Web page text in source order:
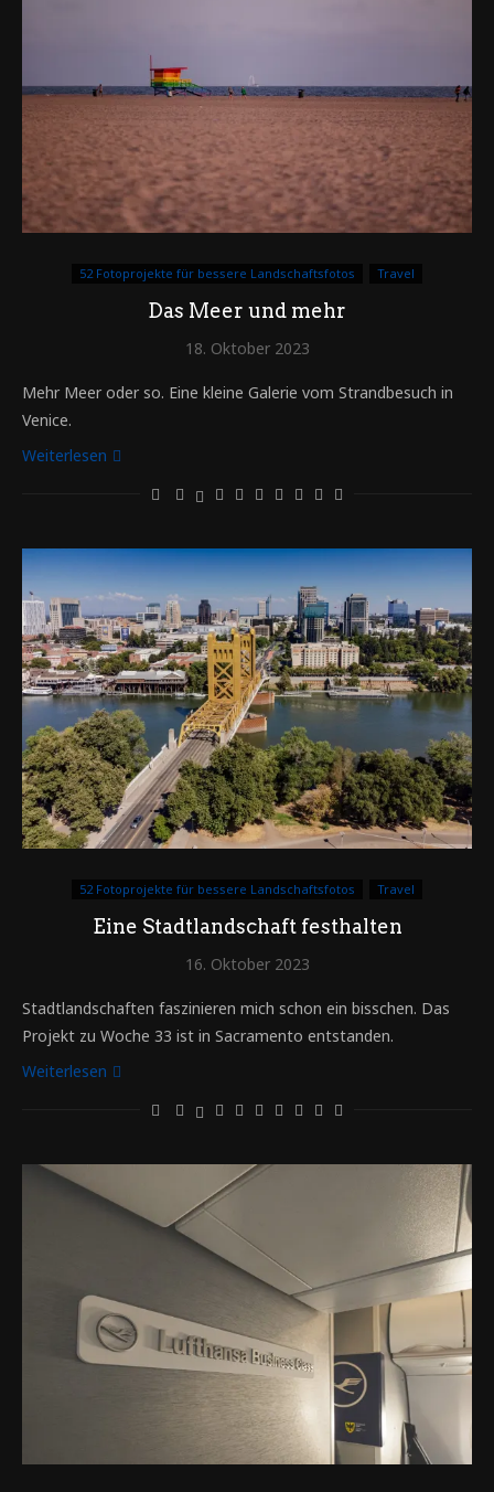
52 Fotoprojekte für bessere Landschaftsfotos Travel
Das Meer und mehr
18. Oktober 2023
Mehr Meer oder so. Eine kleine Galerie vom Strandbesuch in
Venice.
Weiterlesen
52 Fotoprojekte für bessere Landschaftsfotos Travel
Eine Stadtlandschaft festhalten
16. Oktober 2023
Stadtlandschaften faszinieren mich schon ein bisschen. Das
Projekt zu Woche 33 ist in Sacramento entstanden.
Weiterlesen